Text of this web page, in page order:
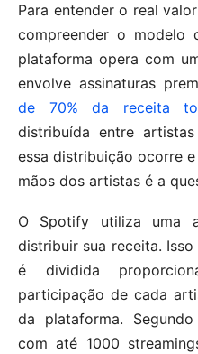
Para entender o real
compreender o modelo
plataforma opera com
envolve assinaturas
de 70% da receita
distribuída entre
essa distribuição ocorre
mãos dos artistas é a
O Spotify utiliza uma
distribuir sua receita.
é dividida
participação de cada
da plataforma.
com até 1000